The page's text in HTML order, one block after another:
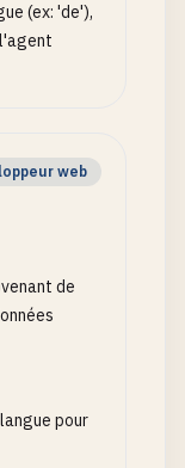
(ex: 'de'),
web
de
pour